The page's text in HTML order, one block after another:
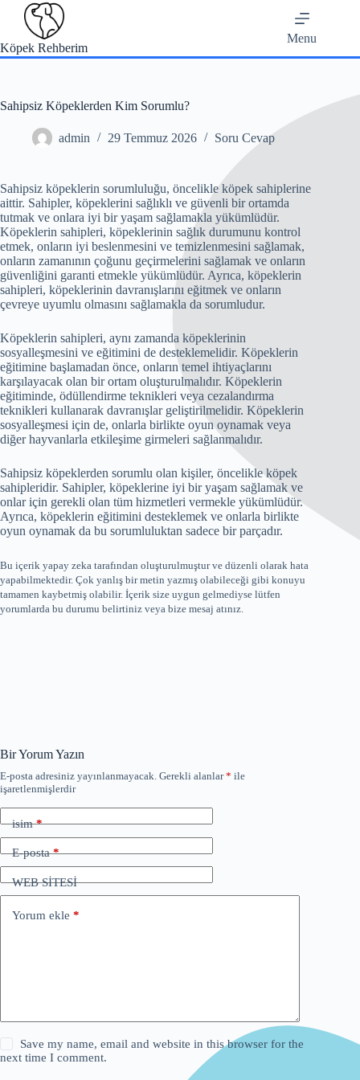
content
Köpek Rehberim
Menu
Sahipsiz Köpeklerden Kim Sorumlu?
admin 29 Temmuz 2026 Soru Cevap
Sahipsiz köpeklerin sorumluluğu, öncelikle köpek sahiplerine
aittir. Sahipler, köpeklerini sağlıklı ve güvenli bir ortamda
tutmak ve onlara iyi bir yaşam sağlamakla yükümlüdür.
Köpeklerin sahipleri, köpeklerinin sağlık durumunu kontrol
etmek, onların iyi beslenmesini ve temizlenmesini sağlamak,
onların zamanının çoğunu geçirmelerini sağlamak ve onların
güvenliğini garanti etmekle yükümlüdür. Ayrıca, köpeklerin
sahipleri, köpeklerinin davranışlarını eğitmek ve onların
çevreye uyumlu olmasını sağlamakla da sorumludur.
Köpeklerin sahipleri, aynı zamanda köpeklerinin
sosyalleşmesini ve eğitimini de desteklemelidir. Köpeklerin
eğitimine başlamadan önce, onların temel ihtiyaçlarını
karşılayacak olan bir ortam oluşturulmalıdır. Köpeklerin
eğitiminde, ödüllendirme teknikleri veya cezalandırma
teknikleri kullanarak davranışlar geliştirilmelidir. Köpeklerin
sosyalleşmesi için de, onlarla birlikte oyun oynamak veya
diğer hayvanlarla etkileşime girmeleri sağlanmalıdır.
Sahipsiz köpeklerden sorumlu olan kişiler, öncelikle köpek
sahipleridir. Sahipler, köpeklerine iyi bir yaşam sağlamak ve
onlar için gerekli olan tüm hizmetleri vermekle yükümlüdür.
Ayrıca, köpeklerin eğitimini desteklemek ve onlarla birlikte
oyun oynamak da bu sorumluluktan sadece bir parçadır.
Bu içerik yapay zeka tarafından oluşturulmuştur ve düzenli olarak hata
yapabilmektedir. Çok yanlış bir metin yazmış olabileceği gibi konuyu
tamamen kaybetmiş olabilir. İçerik size uygun gelmediyse lütfen
yorumlarda bu durumu belirtiniz veya bize mesaj atınız.
Bir Yorum Yazın
E-posta adresiniz yayınlanmayacak. Gerekli alanlar* ile
işaretlenmişlerdir
isim*
E-posta*
WEB SİTESİ
Yorum ekle *
Save my name, email and website in this browser for the
next time I comment.